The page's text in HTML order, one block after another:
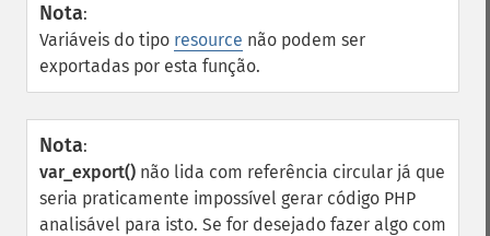
Nota:
Variáveis do tipo resource não podem ser
exportadas por esta função.
Nota:
var_export() não lida com referência circular já que
seria praticamente impossível gerar código PHP
analisável para isto. Se for desejado fazer algo com